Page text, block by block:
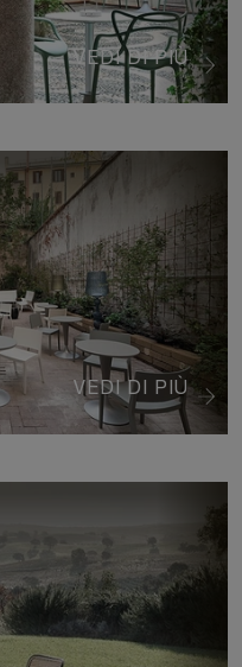
VEDI DI PIÙ
VEDI DI PIÙ